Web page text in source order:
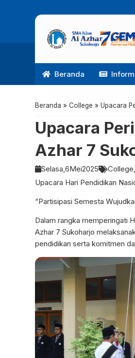
Beranda
Beranda » College » Upacara
Upacara
Azhar 7
Selasa,6Mei2025 College
Upacara Hari Pendidikan
“Partisipasi Semesta
Dalam rangka memperingati
Azhar 7 Sukoharjo
pendidikan serta komitmen